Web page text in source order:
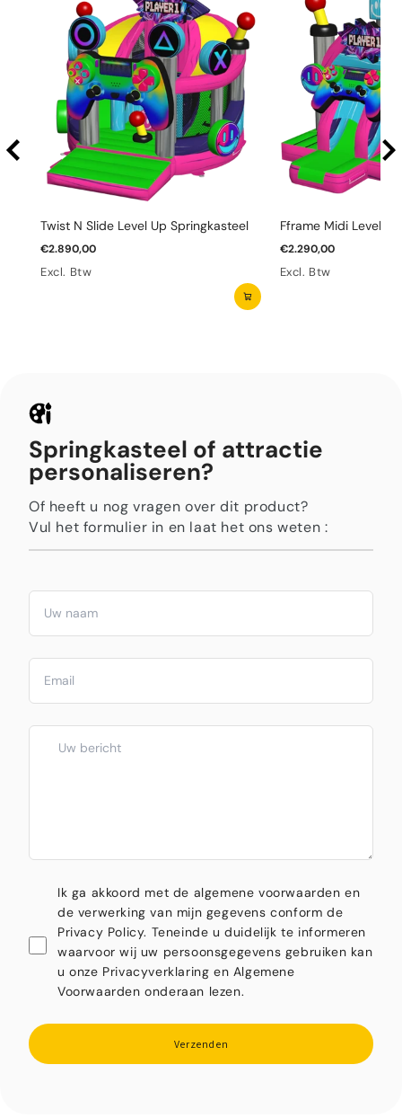
Twist N Slide Level Up Springkasteel
€2.890,00
Excl. Btw
Fframe Midi Level
€2.290,00
Excl. Btw
Springkasteel of attractie
personaliseren?
Of heeft u nog vragen over dit product?
Vul het formulier in en laat het ons weten :
Ik ga akkoord met de algemene voorwaarden en
de verwerking van mijn gegevens conform de
Privacy Policy. Teneinde u duidelijk te informeren
waarvoor wij uw persoonsgegevens gebruiken kan
u onze Privacyverklaring en Algemene
Voorwaarden onderaan lezen.
Verzenden